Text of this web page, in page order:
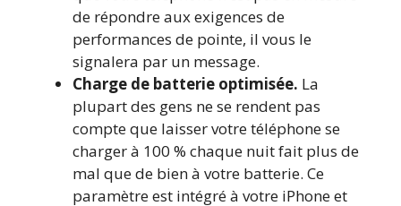
de répondre aux exigences de
performances de pointe, il vous le
signalera par un message.
Charge de batterie optimisée. La
plupart des gens ne se rendent pas
compte que laisser votre téléphone se
charger à 100 % chaque nuit fait plus de
mal que de bien à votre batterie. Ce
paramètre est intégré à votre iPhone et